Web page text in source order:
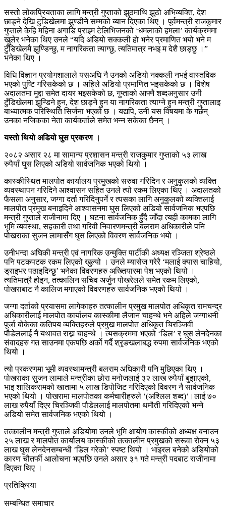
सस्तो लोकप्रियताका लागि मन्त्री गुप्ताको झुठमाथि झुठो अभिव्यक्ति, देश
छाड्ने देखि टुडिखेलमा झुण्डीने सम्मको ब्यान दिएका थिए । पूर्वमन्त्री राजकुमार
गुप्ताले केहि महिना अगाडि प्राइम टेलिभिजनको ‘धमलाको हमला’ कार्यक्रममा
खुलेर भनेका थिए उनले “यदि अडियो सक्कली हो भनेर प्रमाणित भयो भने म
टुँडिखेलमै झुण्डिन्छु, म नागरिकता त्याग्छु, त्यतिमात्र नभइ म देशै छाड्छु ।”
भनेका थिए ।
विधि विज्ञान प्रयोगशालाले यसअघि नै उनको अडियो नक्कली नभई वास्तविक
भएको पुष्टि गरिसकेको छ । अहिले अडियो प्रमाणित भइसकेको छ । विशेष
अदालतमा मुद्दा समेत दायर भइसकेको छ, गुप्ताको आफ्नै शब्दअनुसार उनी
टुँडिखेलमा झुन्डिने हुन, देश छाड्ने हुन या नागरिकता त्याग्ने हुन मन्त्री गुप्तालाइ
बाध्यात्मक परिस्थिति सिर्जना भएको छ । यद्यपि, उनी यस विषयमा के गर्छन्
उनका नजिकका नेता कार्यकर्ताले समेत भन्न सकेका छैनन् ।
यस्तो थियो अडियो घुस प्रकरण ।
२०८२ असार २८ मा सामान्य प्रशासन मन्त्री राजकुमार गुप्ताको ५३ लाख
रुपैयाँ घुस लिएको अडियो सार्वजनिक भएको थियो ।
कास्कीस्थित मालपोत कार्यालय प्रमुखको सरुवा गरिदिन र अनुकुलको व्यक्ति
व्यवस्थापन गरिदिने आश्वासन सहित उनले त्यो रकम लिएका थिए । अदालतको
फैसला अनुसार, जग्गा दर्ता गरिदिनुपर्ने र त्यसका लागि अनुकुलको व्यक्तिलाई
मालपोत प्रमुख बनाइदिने आश्वासनमा घुस लिएको अडियो सार्वजनिक भएपछि
मन्त्री गुप्ताले राजीनामा दिए । घटना सार्वजनिक हुँदै जाँदा त्यही कामका लागि
भूमि व्यवस्था, सहकारी तथा गरिवी निवारणमन्त्री बलराम अधिकारीले पनि
पोखराका सुजन लामासँग घुस लिएको विवरण सार्वजनिक भयो ।
उनीभन्दा अघिकी मन्त्री एवं नागरिक उन्मुक्ति पार्टीकी अध्यक्ष रञ्जिता श्रेष्ठले
पनि पटकपटक रकम लिएको खुल्यो । उनले म्यासेज गरेरै ‘मलाई क्यास चाहियो,
ड्राइभर पठाइदिन्छु’ भनेका विवरणहरु अख्तियारमा पेश भएको थियो ।
त्यतिमात्रै होइन, तत्कालिन सचिव अर्जुन पोखरेलले समेत रकम लिएको,
पोखराबाट नै कालिज मगाएको विवरणहरु सार्वजनिक भएको थियो ।
जग्गा दर्ताको प्रयासमा लागेकाहरु तत्कालीन प्रमुख मालपोत अधिकृत रामचन्द्र
अधिकारीलाई मालपोत कार्यालय कास्कीमा लैजान चाहन्थे भने अहिले जग्गाधनी
पूर्जा बोकेका कतिपय व्यक्तिहरुले प्रमुख मालपोत अधिकृत चिरञ्जिवी
पौडेललाई नै यथावत राख्न चाहन्थे । त्यसक्रममा भएको ‘डिल’ र घुस लेनदेनका
संवादहरु गत साउनमा एकपछि अर्को गर्दै श्रृङखलाबद्ध रुपमा सार्वजनिक भएको
थियो ।
त्यो प्रकरणमा भूमी व्यवस्थामन्त्री बलराम अधिकारी पनि मुछिएका थिए ।
पोखराका सुजन लामाले मन्त्रीका छोरा मनोजलाई ३२ लाख रुपैयाँ बुझाएको,
भाइ शालिकरामको खातामा ५ लाख डिपोजिट गरिदिएको विवरण नै सार्वजनिक
भएको थियो । पोखरामा मालपोतका कर्मचारीहरुले ‘(अश्लिल शब्द)‘।लाई ७०
लाख रुपैयाँ दिएर चिरञ्जिवी पौडेललाई मालपोतमा थमौती गरिदिएको भन्ने
अडियो समेत सार्वजनिक भएको थियो ।
तत्कालीन मन्त्री गुप्ताले अडियोमा उनले भूमि आयोग कास्कीको अध्यक्ष बनाउन
२५ लाख र मालपोत कार्यालय कास्कीको तत्कालीन प्रमुखको सरूवा रोक्न ५३
लाख घुस लेनदेनसम्बन्धी ’डिल गरेको’ स्पष्ट थियो । भाइरल बनेको अडियोको
कारण चौतर्फी आलोचना भएपछि उनले असार ३१ गते मन्त्री पदबाट राजीनामा
दिएका थिए ।
प्रतिक्रिया
सम्बन्धित समाचार